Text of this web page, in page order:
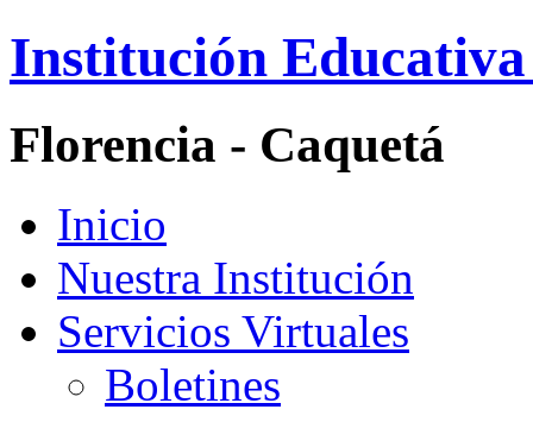
Institución Educativa
Florencia - Caquetá
Inicio
Nuestra Institución
Servicios Virtuales
Boletines